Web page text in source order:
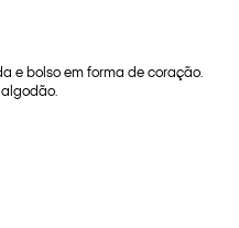
e bolso em forma de coração.